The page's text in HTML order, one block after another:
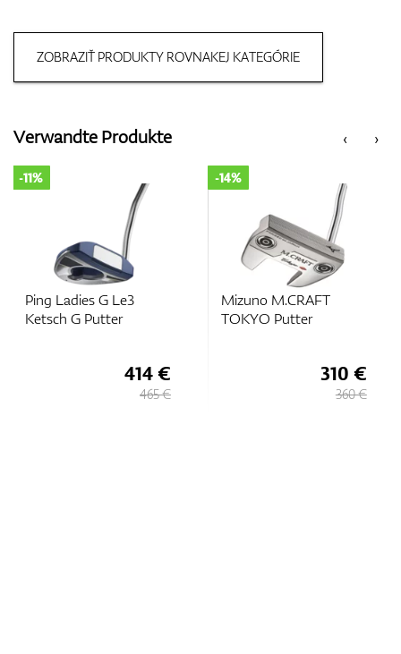
Bags
Entfernungsmesser & GPS
ZOBRAZIŤ PRODUKTY ROVNAKEJ KATEGÓRIE
‹
Verwandte Produkte ›
Ping Ladies G Le3
Ketsch G Putter
-11%
414 €
465 €
Mizuno M.CRAFT
TOKYO Putter
-14%
310 €
360 €